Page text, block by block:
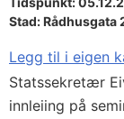
Stad:Rådhusgata
Legg til i eigen
Statssekretær
innleiing på